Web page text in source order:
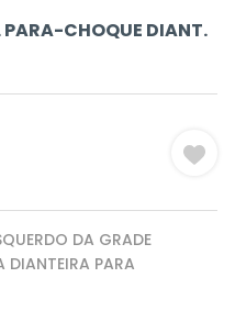
PARA-CHOQUE DIANT.
DA GRADE
DIANTEIRA PARA